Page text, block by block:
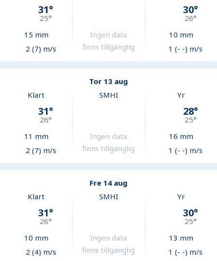
31°
25°
15 mm
2 (7) m/s
Ingen data
finns tillgänglig
30°
26°
10 mm
1 (- -) m/s
Tor 13 aug
Klart
31°
26°
11 mm
2 (7) m/s
SMHI
Ingen data
finns tillgänglig
Yr
28°
25°
16 mm
1 (- -) m/s
Fre 14 aug
Klart
31°
26°
10 mm
2 (4) m/s
SMHI
Ingen data
finns tillgänglig
Yr
30°
25°
13 mm
1 (- -) m/s